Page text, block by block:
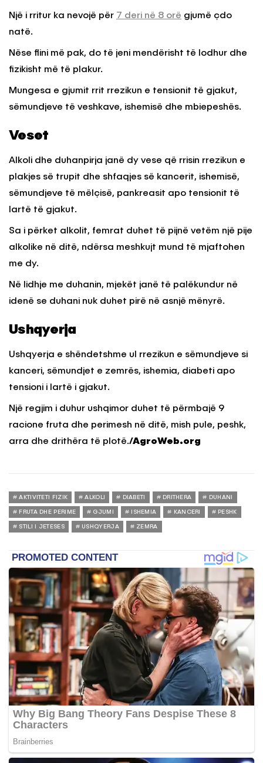
Një i rritur ka nevojë për 7 deri në 8 orë gjumë çdo
natë.
Nëse flini më pak, do të jeni mendërisht të lodhur dhe
fizikisht më të plakur.
Mungesa e gjumit rrit rrezikun e tensionit të gjakut,
sëmundjeve të veshkave, ishemisë dhe mbiepeshës.
Veset
Alkoli dhe duhanpirja janë dy vese që rrisin rrezikun e
plakjes së trupit dhe shfaqjes së kancerit, ishemisë,
sëmundjeve të mëlçisë, pankreasit apo tensionit të
lartë të gjakut.
Sa i përket alkolit, femrat duhet të pijnë vetëm një pije
alkolike në ditë, ndërsa meshkujt mund të mjaftohen
me dy.
Në lidhje me duhanin, mjekët janë të palëkundur në
idenë se duhani nuk duhet pirë në asnjë mënyrë.
Ushqyerja
Ushqyerja e shëndetshme ul rrezikun e sëmundjeve si
kanceri, sëmundjet e zemrës, ishemia, diabeti apo
tensioni i lartë i gjakut.
Një regjim i duhur ushqimor duhet të përmbajë 9
racione fruta dhe perimesh në ditë, mish pule, peshk,
arra dhe drithëra të plotë./AgroWeb.org
AKTIVITETI FIZIK ALKOLI DIABETI DRITHERA DUHANI
FRUTA DHE PERIME GJUMI ISHEMIA KANCERI PESHK
STILI I JETESES USHQYERJA ZEMRA